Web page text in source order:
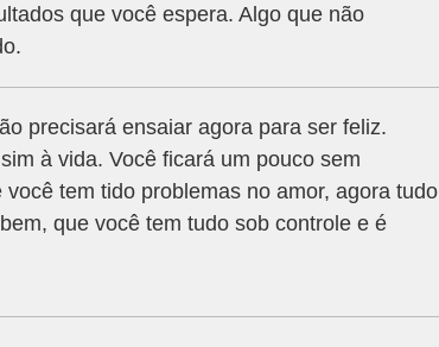
que você espera. Algo que não
precisará ensaiar agora para ser feliz.
à vida. Você ficará um pouco sem
tem tido problemas no amor, agora tudo
que você tem tudo sob controle e é